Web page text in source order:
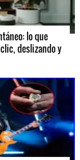
lo que
deslizando y